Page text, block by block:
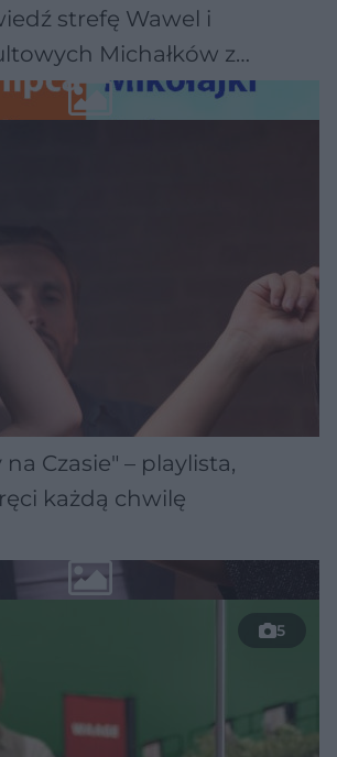
strefę Wawel i
Michałków z
na Czasie" – playlista,
każdą chwilę
5